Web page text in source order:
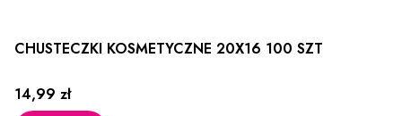
CHUSTECZKI KOSMETYCZNE 20X16 100 SZT
Cena
14,99 zł